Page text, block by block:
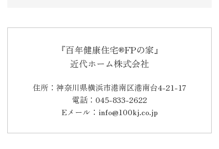
『百年健康住宅®FPの家』
近代ホーム株式会社
住所：神奈川県横浜市港南区港南台4-21-17
電話：045-833-2622
Eメール：info@100kj.co.jp